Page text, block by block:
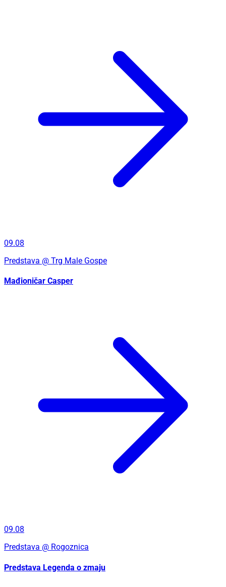
09.08
Predstava @ Trg Male Gospe
Mađioničar Casper
09.08
Predstava @ Rogoznica
Predstava Legenda o zmaju